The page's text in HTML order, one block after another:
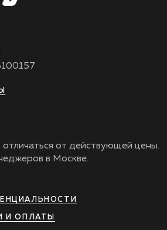
от действующей цены.
в Москве.
И ОПЛАТЫ